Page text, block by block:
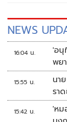
NEWS
16:04 น.
'อนุ
พย
15:55 น.
นา
รา
เพิ่ม
15:42 น.
'หม